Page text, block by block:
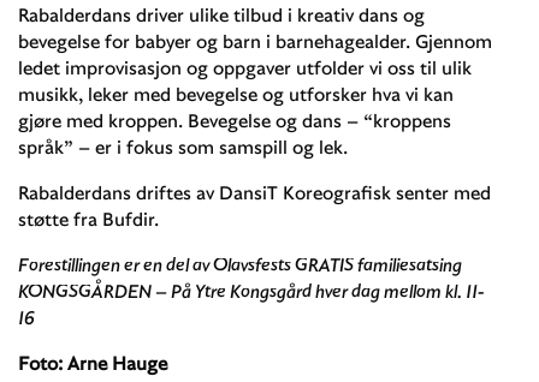
Rabalderdans driver ulike tilbud i kreativ dans og
bevegelse for babyer og barn i barnehagealder. Gjennom
ledet improvisasjon og oppgaver utfolder vi oss til ulik
musikk, leker med bevegelse og utforsker hva vi kan
gjøre med kroppen. Bevegelse og dans – “kroppens
språk” – er i fokus som samspill og lek.
Rabalderdans driftes av DansiT Koreografisk senter med
støtte fra Bufdir.
Forestillingen er en del av Olavsfests GRATIS familiesatsing
KONGSGÅRDEN – På Ytre Kongsgård hver dag mellom kl. 11-
16
Foto: Arne Hauge